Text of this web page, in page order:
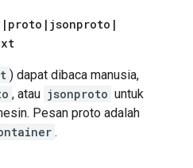
| proto | jsonproto |
) dapat dibaca manusia,
, atau jsonproto untuk
Pesan proto adalah
.